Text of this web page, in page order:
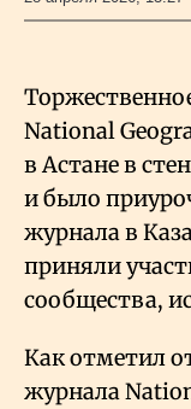
National
в Астане в
и было
журнала в
приняли
сообщества,
Как отметил
журнала